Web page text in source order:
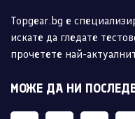
Topgear.bg е
искате да гледате
прочетете най-
МОЖЕ ДА НИ